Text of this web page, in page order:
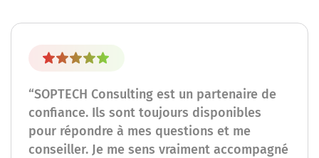
“SOPTECH Consulting est un partenaire de
confiance. Ils sont toujours disponibles
pour répondre à mes questions et me
conseiller. Je me sens vraiment accompagné